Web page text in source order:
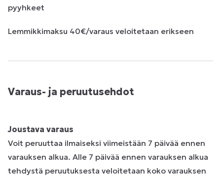
pyyhkeet
Lemmikkimaksu 40€/varaus veloitetaan erikseen
Varaus- ja peruutusehdot
Joustava varaus
Voit peruuttaa ilmaiseksi viimeistään 7 päivää ennen
varauksen alkua. Alle 7 päivää ennen varauksen alkua
tehdystä peruutuksesta veloitetaan koko varauksen